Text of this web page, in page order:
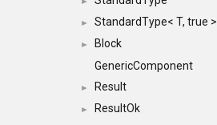
► StandardType< T, true >
►
Block
GenericComponent
► Result
►
ResultOk